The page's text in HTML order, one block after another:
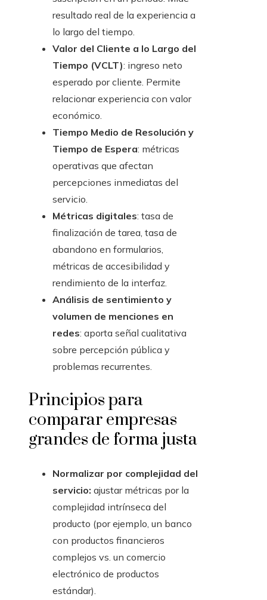
resultado real de la experiencia a
lo largo del tiempo.
Valor del Cliente a lo Largo del
Tiempo (VCLT): ingreso neto
esperado por cliente. Permite
relacionar experiencia con valor
económico.
Tiempo Medio de Resolución y
Tiempo de Espera: métricas
operativas que afectan
percepciones inmediatas del
servicio.
Métricas digitales: tasa de
finalización de tarea, tasa de
abandono en formularios,
métricas de accesibilidad y
rendimiento de la interfaz.
Análisis de sentimiento y
volumen de menciones en
redes: aporta señal cualitativa
sobre percepción pública y
problemas recurrentes.
Principios para
comparar empresas
grandes de forma justa
Normalizar por complejidad del
servicio: ajustar métricas por la
complejidad intrínseca del
producto (por ejemplo, un banco
con productos financieros
complejos vs. un comercio
electrónico de productos
estándar).